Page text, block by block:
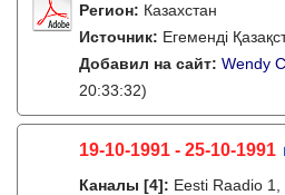
Регион: Казахстан
Источник: Егеменді
Добавил на сайт: Wendy
20:33:32)
19-10-1991 - 25-10-1991
Каналы [4]: Eesti Raadio 1,